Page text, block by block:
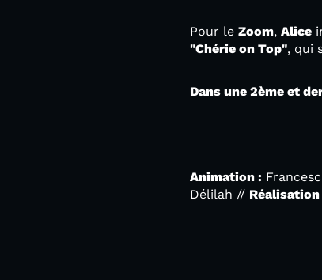
Pour le Zoom, Alice
"Chérie on Top", qui
Dans une 2ème et
Animation :
Délilah // Réalisation